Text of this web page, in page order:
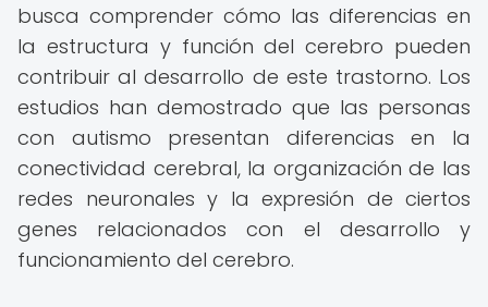
busca comprender cómo las diferencias en
la estructura y función del cerebro pueden
contribuir al desarrollo de este trastorno. Los
estudios han demostrado que las personas
con autismo presentan diferencias en la
conectividad cerebral, la organización de las
redes neuronales y la expresión de ciertos
genes relacionados con el desarrollo y
funcionamiento del cerebro.